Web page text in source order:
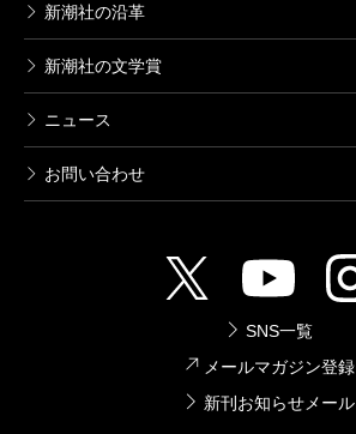
新潮社の沿革
新潮社の文学賞
ニュース
お問い合わせ
SNS一覧
メールマガジン登録
新刊お知らせメール